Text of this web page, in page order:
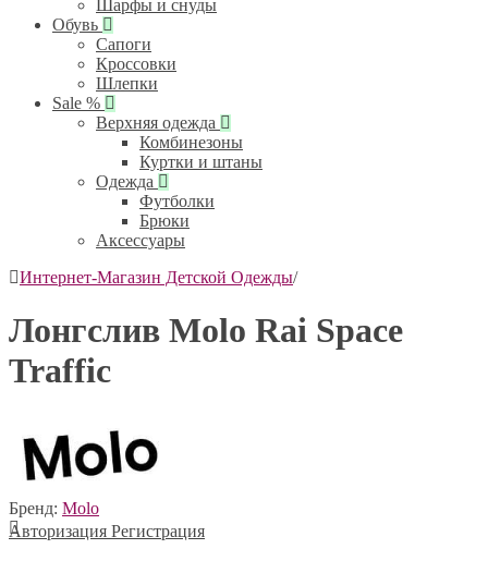
Шарфы и снуды
Обувь
Сапоги
Кроссовки
Шлепки
Sale %
Верхняя одежда
Комбинезоны
Куртки и штаны
Одежда
Футболки
Брюки
Аксессуары
Интернет-Магазин Детской Одежды/
Лонгслив Molo Rai Space
Traffic
Бренд: Molo
Авторизация Регистрация